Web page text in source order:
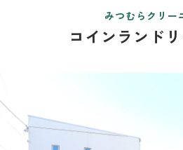
みつむらクリー
コインランド